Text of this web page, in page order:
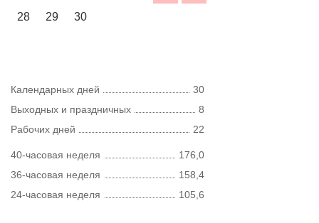
28
29 30
Календарных дней
30
Выходных и праздничных
8
Рабочих дней
22
40-часовая неделя
176,0
36-часовая неделя
158,4
24-часовая неделя
105,6